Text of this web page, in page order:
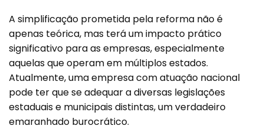
A simplificação prometida pela reforma não é
apenas teórica, mas terá um impacto prático
significativo para as empresas, especialmente
aquelas que operam em múltiplos estados.
Atualmente, uma empresa com atuação nacional
pode ter que se adequar a diversas legislações
estaduais e municipais distintas, um verdadeiro
emaranhado burocrático.